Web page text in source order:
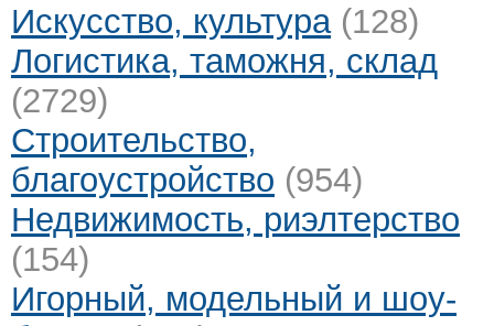
Искусство, культура (128)
Логистика, таможня, склад
(2729)
Строительство,
благоустройство (954)
Недвижимость, риэлтeрство
(154)
Игорный, модельный и шоу-